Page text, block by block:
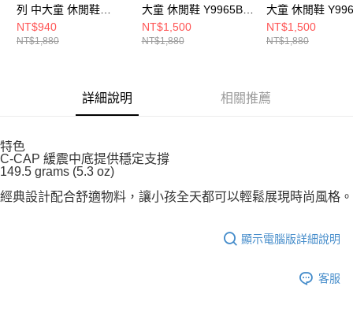
列 中大童 休閒鞋
YV996PA3-W
NT$940
NT$1,880
大童 休閒鞋 Y9965B0-
W
NT$1,500
NT$1,880
大童 休閒鞋
W
NT$1,500
NT$1,880
詳細說明 相關推薦
特色
C-CAP 緩震中底提供穩定支撐
149.5 grams (5.3 oz)
經典設計配合舒適物料，讓小孩全天都可以輕鬆展現時尚風格。
顯示電腦版詳細說明
客服